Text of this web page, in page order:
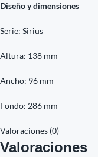
Diseño y dimensiones
Serie: Sirius
Altura: 138 mm
Ancho: 96 mm
Fondo: 286 mm
Valoraciones (0)
Valoraciones